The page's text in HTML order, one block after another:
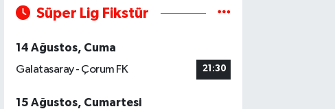
Süper Lig Fikstür
14 Ağustos, Cuma
Galatasaray - Çorum FK
21:30
15 Ağustos, Cumartesi